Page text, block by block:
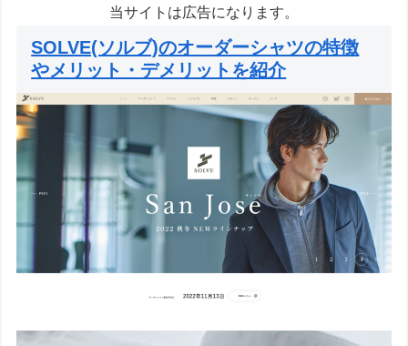
当サイトは広告になります。
SOLVE(ソルブ)のオーダーシャツの特徴
やメリット・デメリットを紹介